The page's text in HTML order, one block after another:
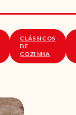
CLÁSSICOS
DE
COZINHA